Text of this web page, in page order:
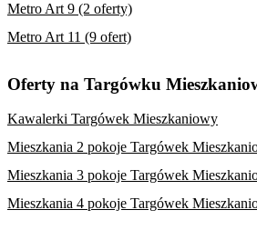
Metro Art 9 (2 oferty)
Metro Art 11 (9 ofert)
Oferty na Targówku
Kawalerki Targówek Mieszkaniowy
Mieszkania 2 pokoje Targówek
Mieszkania 3 pokoje Targówek
Mieszkania 4 pokoje Targówek